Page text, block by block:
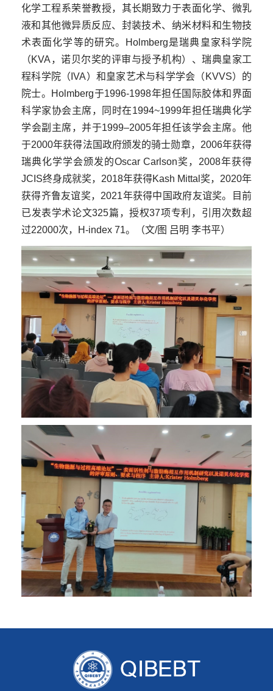
化学工程系荣誉教授，其长期致力于表面化学、微乳
液和其他微异质反应、封装技术、纳米材料和生物技
术表面化学等的研究。Holmberg是瑞典皇家科学院
（KVA，诺贝尔奖的评审与授予机构）、瑞典皇家工
程科学院（IVA）和皇家艺术与科学学会（KVVS）的
院士。Holmberg于1996-1998年担任国际胶体和界面
科学家协会主席，同时在1994~1999年担任瑞典化学
学会副主席，并于1999–2005年担任该学会主席。他
于2000年获得法国政府颁发的骑士勋章，2006年获得
瑞典化学学会颁发的Oscar Carlson奖，2008年获得
JCIS终身成就奖，2018年获得Kash Mittal奖，2020年
获得齐鲁友谊奖，2021年获得中国政府友谊奖。目前
已发表学术论文325篇，授权37项专利，引用次数超
过22000次，H-index 71。（文/图 吕明 李书平）